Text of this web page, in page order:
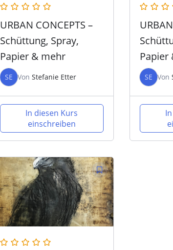
URBAN CONCEPTS –
Schüttung, Spray,
Papier & mehr
SE Von Stefanie Etter
In diesen Kurs
einschreiben
Papier
SE Von